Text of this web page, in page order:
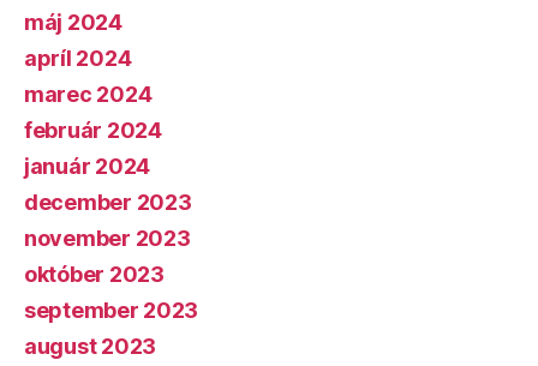
máj 2024
apríl 2024
marec 2024
február 2024
január 2024
december 2023
november 2023
október 2023
september 2023
august 2023